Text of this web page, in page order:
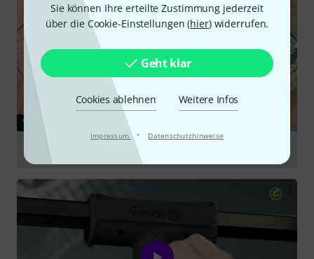
Sie können Ihre erteilte Zustimmung jederzeit
über die Cookie-Einstellungen (hier) widerrufen.
Geht klar
Cookies ablehnen Weitere Infos
Impressum · Datenschutzhinweise
VIDEO